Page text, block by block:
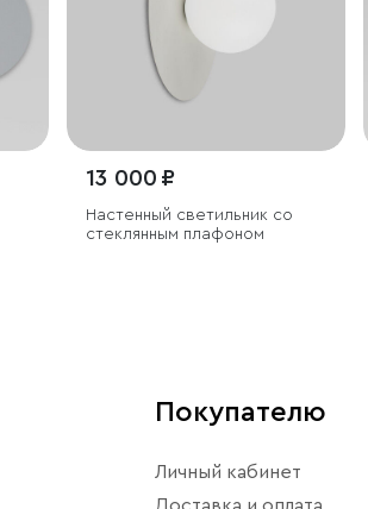
13 000 ₽
Настенный светильник со
стеклянным плафоном
Покупателю
Личный кабинет
Доставка и оплата